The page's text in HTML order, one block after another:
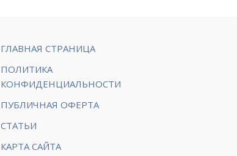
ГЛАВНАЯ СТРАНИЦА
ПОЛИТИКА
КОНФИДЕНЦИАЛЬНОСТИ
ПУБЛИЧНАЯ ОФЕРТА
СТАТЬИ
КАРТА САЙТА